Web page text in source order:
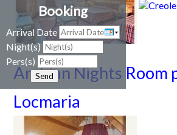
Booking
Arrival Date
Night(s)
Pers(s)
Send
Arabian Nights Room
Locmaria